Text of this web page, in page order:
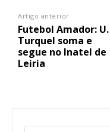
Artigo anterior
Futebol Amador: U.
Turquel soma e
segue no Inatel de
Leiria